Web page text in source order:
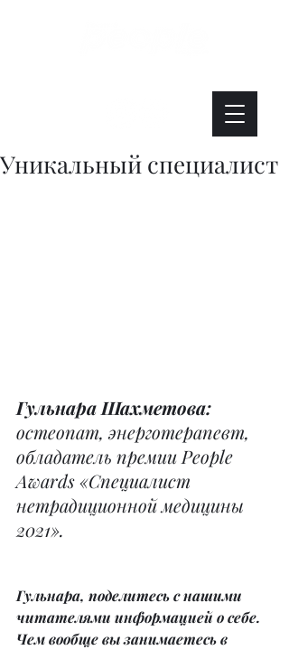
Уникальный специалист
Гульнара Шахметова:
остеопат, энерготерапевт,
обладатель премии People
Awards «Специалист
нетрадиционной медицины
2021».
Гульнара, поделитесь с нашими
читателями информацией о себе.
Чем вообще вы занимаетесь в